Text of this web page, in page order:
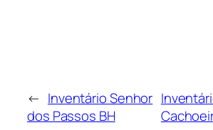
← Inventário Senhor
dos Passos BH